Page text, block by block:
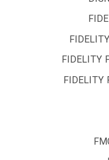
FIDELITY
FIDELITY